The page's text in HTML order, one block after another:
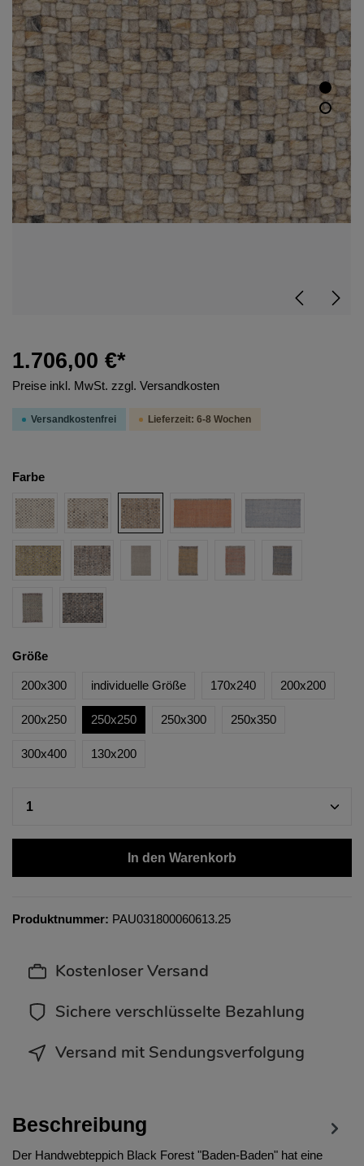
1.706,00 €*
Preise inkl. MwSt. zzgl. Versandkosten
Versandkostenfrei Lieferzeit: 6-8 Wochen
Farbe
Größe
200x300 individuelle Größe 170x240 200x200
200x250 250x250 250x300 250x350
300x400 130x200
In den Warenkorb
Produktnummer: PAU031800060613.25
Kostenloser Versand
Sichere verschlüsselte Bezahlung
Versand mit Sendungsverfolgung
Beschreibung
Der Handwebteppich Black Forest "Baden-Baden" hat eine